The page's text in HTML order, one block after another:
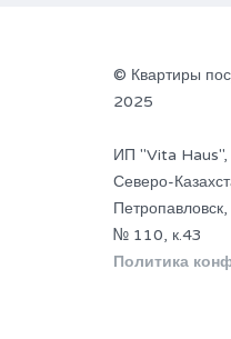
© Квартиры
2025
ИП "Vita Haus",
Северо-
№ 110, к.43
Политика